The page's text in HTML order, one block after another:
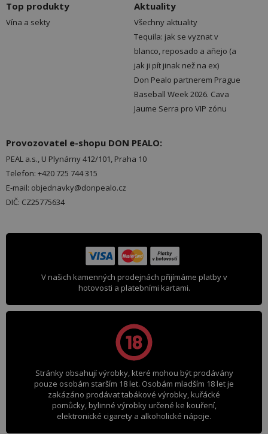
Top produkty
Vína a sekty
Aktuality
Všechny aktuality
Tequila: jak se vyznat v
blanco, reposado a añejo (a
jak ji pít jinak než na ex)
Don Pealo partnerem Prague
Baseball Week 2026. Cava
Jaume Serra pro VIP zónu
Provozovatel e-shopu DON PEALO:
PEAL a.s., U Plynárny 412/101, Praha 10
Telefon: +420 725 744 315
E-mail: objednavky@donpealo.cz
DIČ: CZ25775634
V našich kamenných prodejnách přijímáme platby v
hotovosti a platebními kartami.
Stránky obsahují výrobky, které mohou být prodávány
pouze osobám starším 18 let. Osobám mladším 18 let je
zakázáno prodávat tabákové výrobky, kuřácké
pomůcky, bylinné výrobky určené ke kouření,
elektronické cigarety a alkoholické nápoje.